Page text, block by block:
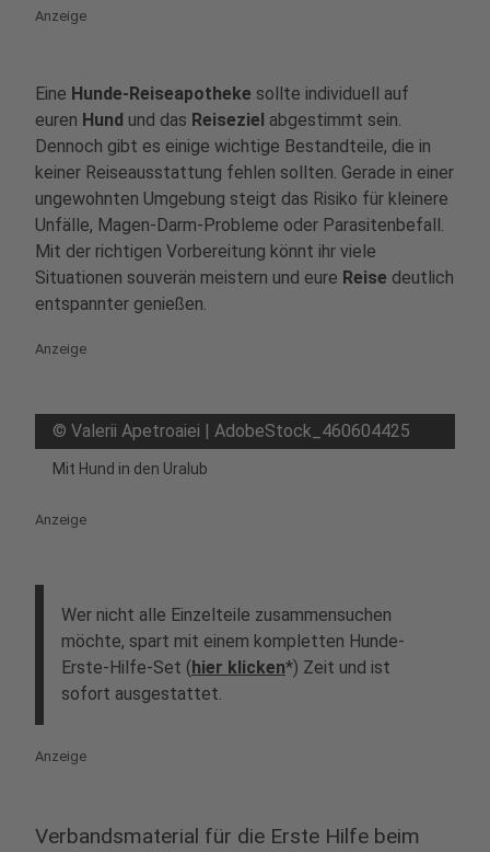
Anzeige
Eine Hunde-Reiseapotheke sollte individuell auf
euren Hund und das Reiseziel abgestimmt sein.
Dennoch gibt es einige wichtige Bestandteile, die in
keiner Reiseausstattung fehlen sollten. Gerade in einer
ungewohnten Umgebung steigt das Risiko für kleinere
Unfälle, Magen-Darm-Probleme oder Parasitenbefall.
Mit der richtigen Vorbereitung könnt ihr viele
Situationen souverän meistern und eure Reise deutlich
entspannter genießen.
Anzeige
© Valerii Apetroaiei | AdobeStock_460604425
Mit Hund in den Uralub
Anzeige
Wer nicht alle Einzelteile zusammensuchen
möchte, spart mit einem kompletten Hunde-
Erste-Hilfe-Set (hier klicken*) Zeit und ist
sofort ausgestattet.
Anzeige
Verbandsmaterial für die Erste Hilfe beim